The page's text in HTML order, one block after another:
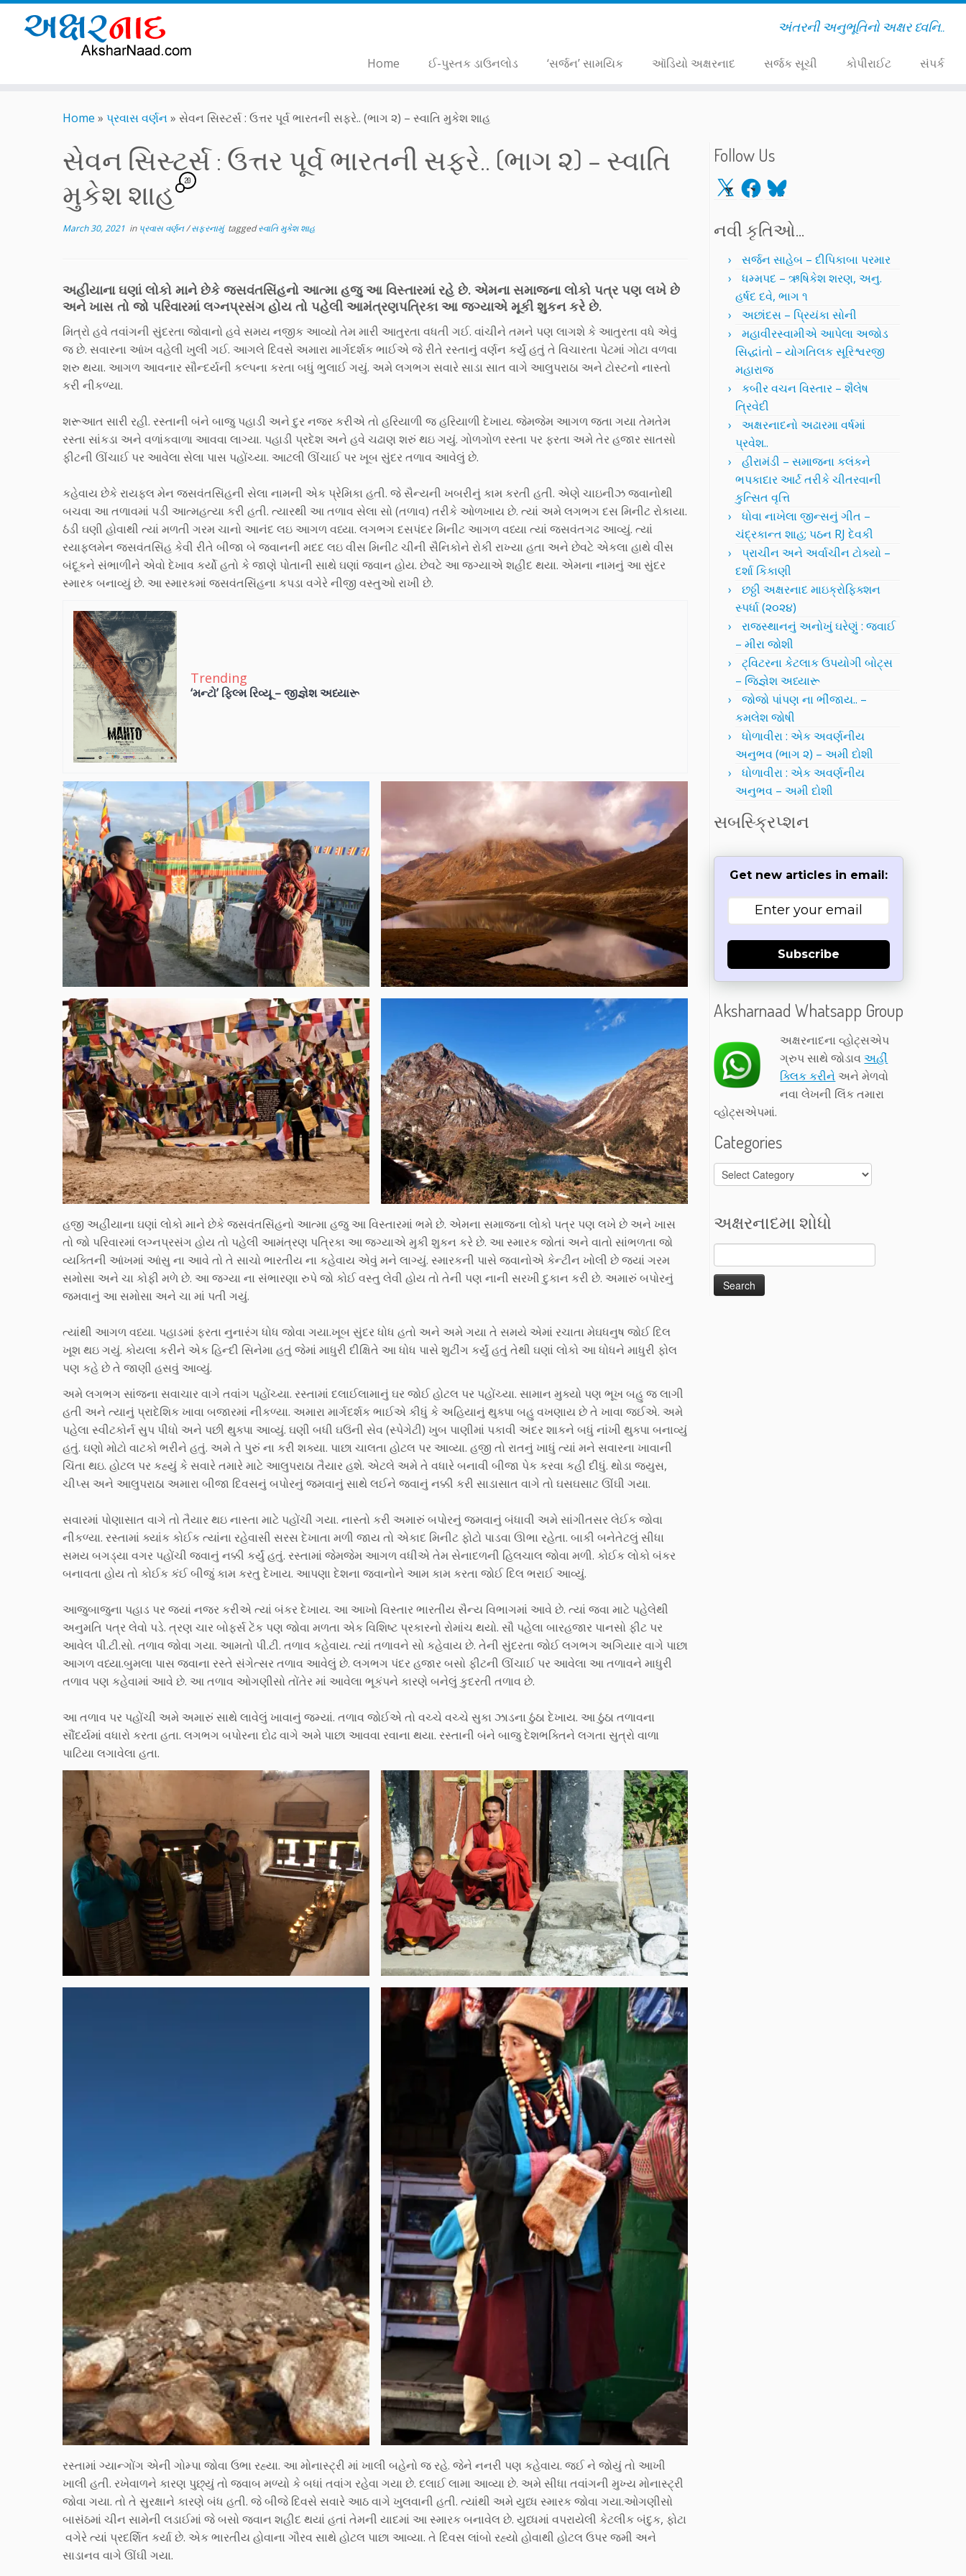
અંતરની અનુભૂતિનો અક્ષર ધ્વનિ..
Home ઈ-પુસ્તક ડાઉનલોડ ‘સર્જન’ સામયિક ઑડિયો અક્ષરનાદ સર્જક સૂચી કોપીરાઈટ સંપર્ક
Home » પ્રવાસ વર્ણન» સેવન સિસ્ટર્સ : ઉત્તર પૂર્વ ભારતની સફરે.. (ભાગ ૨) – સ્વાતિ મુકેશ શાહ
સેવન સિસ્ટર્સ : ઉત્તર પૂર્વ ભારતની સફરે.. (ભાગ ૨) – સ્વાતિ
મુકેશ શાહ 20
March 30, 2021 in પ્રવાસ વર્ણન/સફરનામું taggedસ્વાતિ મુકેશ શાહ
અહીંયાના ઘણાં લોકો માને છેકે જસવંતસિંહનો આત્મા હજુ આ વિસ્તારમાં રહે છે. એમના સમાજના લોકો પત્ર પણ લખે છે
અને ખાસ તો જો પરિવારમાં લગ્નપ્રસંગ હોય તો પહેલી આમંત્રણપત્રિકા આ જગ્યાએ મૂકી શુકન કરે છે.
મિત્રો હવે તવાંગની સુંદરતા જોવાનો હવે સમય નજીક આવ્યો તેમ મારી આતુરતા વધતી ગઈ. વાંચીને તમને પણ લાગશે કે આતુરતા વધે એવું
જ છે. સવારના આંખ વહેલી ખુલી ગઈ. આગલે દિવસે અમારા માર્ગદર્શક ભાઈએ જે રીતે રસ્તાનું વર્ણન કર્યું હતું તે વિચારતા પેટમાં ગોટા વળવા
શરુ થયા. આગળ આવનાર સૌન્દર્યની કલ્પના કરતા બધું ભુલાઈ ગયું. અમે લગભગ સવારે સાડા સાત વાગે આલુપરાઠા અને ટોસ્ટનો નાસ્તો
કરી નીકળ્યા.
શરૂઆત સારી રહી. રસ્તાની બંને બાજુ પહાડી અને દુર નજર કરીએ તો હરિયાળી જ હરિયાળી દેખાય. જેમજેમ આગળ જતા ગયા તેમતેમ
રસ્તા સાંકડા અને વળાંકવાળા આવવા લાગ્યા. પહાડી પ્રદેશ અને હવે ચઢાણ શરું થઇ ગયું. ગોળગોળ રસ્તા પર ફરતા અમે તેર હજાર સાતસો
ફીટની ઊંચાઈ પર આવેલા સેલા પાસ પહોંચ્યા. આટલી ઊંચાઈ પર ખૂબ સુંદર તળાવ આવેલું છે.
કહેવાય છેકે રાયફલ મેન જસવંતસિંહની સેલા નામની એક પ્રેમિકા હતી. જે સૈન્યની ખબરીનું કામ કરતી હતી. એણે ચાઇનીઝ જવાનોથી
બચવા આ તળાવમાં પડી આત્મહત્યા કરી હતી. ત્યારથી આ તળાવ સેલા સો (તળાવ) તરીકે ઓળખાય છે. ત્યાં અમે લગભગ દસ મિનીટ રોકાયા.
ઠંડી ઘણી હોવાથી ત્યાં મળતી ગરમ ચાનો આનંદ લઇ આગળ વધ્યા. લગભગ દસપંદર મિનીટ આગળ વધ્યા ત્યાં જસવંતગઢ આવ્યું. ત્યાં
રયાફલમેન જસવંતસિંહ કેવી રીતે બીજા બે જવાનની મદદ લઇ વીસ મિનીટ ચીની સૈનિકોને રોકી રાખ્યા હતા અને છેવટે એકલા હાથે વીસ
બંદૂકને સંભાળીને એવો દેખાવ કર્યો હતો કે જાણે પોતાની સાથે ઘણાં જવાન હોય. છેવટે આ જગ્યાએ શહીદ થયા. એમના નામનું આ સુંદર
સ્મારક બનાવ્યું છે. આ સ્મારકમાં જસવંતસિંહના કપડા વગેરે નીજી વસ્તુઓ રાખી છે.
Trending
‘મન્ટો’ ફિલ્મ રિવ્યૂ – જીજ્ઞેશ અધ્યારૂ
હજી અહીંયાના ઘણાં લોકો માને છેકે જસવંતસિંહનો આત્મા હજુ આ વિસ્તારમાં ભમે છે. એમના સમાજના લોકો પત્ર પણ લખે છે અને ખાસ
તો જો પરિવારમાં લગ્નપ્રસંગ હોય તો પહેલી આમંત્રણ પત્રિકા આ જગ્યાએ મુકી શુકન કરે છે. આ સ્મારક જોતાં અને વાતો સાંભળતા જો
વ્યક્તિની આંખમાં આંસુ ના આવે તો તે સાચો ભારતીય ના કહેવાય એવું મને લાગ્યું. સ્મારકની પાસે જવાનોએ કેન્ટીન ખોલી છે જ્યાં ગરમ
સમોસા અને ચા કોફી મળે છે. આ જગ્યા ના સંભારણા રુપે જો કોઈ વસ્તુ લેવી હોય તો તેની પણ નાની સરખી દુકાન કરી છે. અમારું બપોરનું
જમવાનું આ સમોસા અને ચા માં પતી ગયું.
ત્યાંથી આગળ વધ્યા. પહાડમાં ફરતા નુનારંગ ધોધ જોવા ગયા.ખૂબ સુંદર ધોધ હતો અને અમે ગયા તે સમયે એમાં રચાતા મેઘધનુષ જોઈ દિલ
ખૂશ થઇ ગયું. કોયલા કરીને એક હિન્દી સિનેમા હતું જેમાં માધુરી દીક્ષિતે આ ધોધ પાસે શુટીંગ કર્યું હતું તેથી ઘણાં લોકો આ ધોધને માધુરી ફોલ
પણ કહે છે તે જાણી હસવું આવ્યું.
અમે લગભગ સાંજના સવાચાર વાગે તવાંગ પહોંચ્યા. રસ્તામાં દલાઈલામાનું ઘર જોઈ હોટલ પર પહોંચ્યા. સામાન મુક્યો પણ ભૂખ બહુ જ લાગી
હતી અને ત્યાનું પ્રાદેશિક ખાવા બજારમાં નીકળ્યા. અમારા માર્ગદર્શક ભાઈએ કીધું કે અહિયાનું થુક્પા બહુ વખણાય છે તે ખાવા જઈએ. અમે
પહેલા સ્વીટકોર્ન સુપ પીધો અને પછી થુક્પા આવ્યું. ઘણી બધી ઘઉંની સેવ (સ્પેગેટી) ખુબ પાણીમાં પકાવી અંદર શાકને બધું નાંખી થુક્પા બનાવ્યું
હતું. ઘણો મોટો વાટકો ભરીને હતું. અમે તે પુરું ના કરી શક્યા. પાછા ચાલતા હોટલ પર આવ્યા. હજી તો રાતનું ખાધું ત્યાં મને સવારના ખાવાની
ચિંતા થઇ. હોટલ પર કહ્યું કે સવારે તમારે માટે આલુપરાઠા તૈયાર હશે. એટલે અમે તે વધારે બનાવી બીજા પેક કરવા કહી દીધું. થોડા જ્યુસ,
ચીપ્સ અને આલુપરાઠા અમારા બીજા દિવસનું બપોરનું જમવાનું સાથે લઈને જવાનું નક્કી કરી સાડાસાત વાગે તો ઘસઘસાટ ઊંઘી ગયા.
સવારમાં પોણાસાત વાગે તો તૈયાર થઇ નાસ્તા માટે પહોંચી ગયા. નાસ્તો કરી અમારું બપોરનું જમવાનું બંધાવી અમે સાંગીતસર લેઈક જોવા
નીકળ્યા. રસ્તામાં ક્યાંક કોઈક ત્યાંના રહેવાસી સરસ દેખાતા મળી જાય તો એકાદ મિનીટ ફોટો પાડવા ઊભા રહેતા. બાકી બનેતેટલું સીધા
સમય બગડ્યા વગર પહોંચી જવાનું નક્કી કર્યું હતું. રસ્તામાં જેમજેમ આગળ વધીએ તેમ સેનાદળની હિલચાલ જોવા મળી. કોઈક લોકો બંકર
બનાવતા હોય તો કોઈક કંઈ બીજું કામ કરતુ દેખાય. આપણા દેશના જવાનોને આમ કામ કરતા જોઈ દિલ ભરાઈ આવ્યું.
આજુબાજુના પહાડ પર જ્યાં નજર કરીએ ત્યાં બંકર દેખાય. આ આખો વિસ્તાર ભારતીય સૈન્ય વિભાગમાં આવે છે. ત્યાં જવા માટે પહેલેથી
અનુમતિ પત્ર લેવો પડે. ત્રણ ચાર બોફર્સ ટેંક પણ જોવા મળતા એક વિશિષ્ટ પ્રકારનો રોમાંચ થયો. સૌ પહેલા બારહજાર પાનસો ફીટ પર
આવેલ પી.ટી.સો. તળાવ જોવા ગયા. આમતો પી.ટી. તળાવ કહેવાય. ત્યાં તળાવને સો કહેવાય છે. તેની સુંદરતા જોઈ લગભગ અગિયાર વાગે પાછા
આગળ વધ્યા.બુમલા પાસ જવાના રસ્તે સંગેત્સર તળાવ આવેલું છે. લગભગ પંદર હજાર બસો ફીટની ઊંચાઈ પર આવેલા આ તળાવને માધુરી
તળાવ પણ કહેવામાં આવે છે. આ તળાવ ઓગણીસો તોંતેર માં આવેલા ભૂકંપને કારણે બનેલું કુદરતી તળાવ છે.
આ તળાવ પર પહોંચી અમે અમારું સાથે લાવેલું ખાવાનું જમ્યાં. તળાવ જોઈએ તો વચ્ચે વચ્ચે સુકા ઝાડના ઠુંઠા દેખાય. આ ઠુંઠા તળાવના
સૌંદર્યમાં વધારો કરતા હતા. લગભગ બપોરના દોઢ વાગે અમે પાછા આવવા રવાના થયા. રસ્તાની બંને બાજુ દેશભક્તિને લગતા સુત્રો વાળા
પાટિયા લગાવેલા હતા.
રસ્તામાં ગ્યાન્ગોંગ એની ગોમ્પા જોવા ઉભા રહ્યા. આ મોનાસ્ટ્રી માં ખાલી બહેનો જ રહે. જેને નનરી પણ કહેવાય. જઈ ને જોયું તો આખી
ખાલી હતી. રખેવાળને કારણ પુછ્યું તો જવાબ મળ્યો કે બધાં તવાંગ રહેવા ગયા છે. દલાઈ લામા આવ્યા છે. અમે સીધા તવાંગની મુખ્ય મોનાસ્ટ્રી
જોવા ગયા. તો તે સુરક્ષાને કારણે બંધ હતી. જે બીજે દિવસે સવારે આઠ વાગે ખુલવાની હતી. ત્યાંથી અમે યુધ્ધ સ્મારક જોવા ગયા.ઓગણીસો
બાસંઠમાં ચીન સામેની લડાઈમાં જે બસો જવાન શહીદ થયાં હતાં તેમની યાદમાં આ સ્મારક બનાવેલ છે. યુધ્ધમાં વપરાયેલી કેટલીક બંદુક, ફોટા
વગેરે ત્યાં પ્રદર્શિત કર્યા છે. એક ભારતીય હોવાના ગૌરવ સાથે હોટલ પાછા આવ્યા. તે દિવસ લાંબો રહ્યો હોવાથી હોટલ ઉપર જમી અને
સાડાનવ વાગે ઊંઘી ગયા.
Follow Us
X Facebook
Bluesky
નવી કૃતિઓ…
સર્જન સાહેબ – દીપિકાબા પરમાર
ધમ્મપદ – ઋષિકેશ શરણ, અનુ.
હર્ષદ દવે, ભાગ ૧
અછાંદસ – પ્રિયંકા સોની
મહાવીરસ્વામીએ આપેલા અજોડ
સિદ્ધાંતો – યોગતિલક સૂરિશ્વરજી
મહારાજ
કબીર વચન વિસ્તાર – શૈલેષ
ત્રિવેદી
અક્ષરનાદનો અઢારમા વર્ષમાં
પ્રવેશ..
હીરામંડી – સમાજના કલંકને
ભપકાદાર આર્ટ તરીકે ચીતરવાની
કુત્સિત વૃત્તિ
ધોવા નાખેલા જીન્સનું ગીત –
ચંદ્રકાન્ત શાહ; પઠન RJ દેવકી
પ્રાચીન અને અર્વાચીન ટોક્યો –
દર્શા કિકાણી
છઠ્ઠી અક્ષરનાદ માઇક્રોફિક્શન
સ્પર્ધા (૨૦૨૪)
રાજસ્થાનનું અનોખું ઘરેણું : જવાઈ
– મીરા જોશી
ટ્વિટરના કેટલાક ઉપયોગી બોટ્સ
– જિજ્ઞેશ અધ્યારૂ
જોજો પાંપણ ના ભીંજાય.. –
કમલેશ જોષી
ધોળાવીરા : એક અવર્ણનીય
અનુભવ (ભાગ ૨) – અમી દોશી
ધોળાવીરા : એક અવર્ણનીય
અનુભવ – અમી દોશી
સબસ્ક્રિપ્શન
Get new articles in email:
Subscribe
Aksharnaad Whatsapp Group
અક્ષરનાદના વ્હોટ્સએપ
ગ્રુપ સાથે જોડાવઅહીં
ક્લિક કરીને અને મેળવો
નવા લેખની લિંક તમારા
વ્હોટ્સએપમાં.
Categories
Categories
અક્ષરનાદમા શોધો